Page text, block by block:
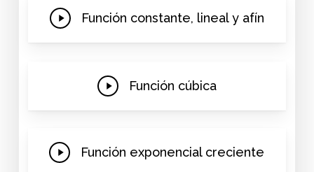
Play
Función constante, lineal y afín
Play
Función cúbica
Play
Función exponencial creciente